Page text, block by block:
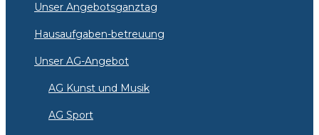
Unser Angebotsganztag
Hausaufgaben-betreuung
Unser AG-Angebot
AG Kunst und Musik
AG Sport